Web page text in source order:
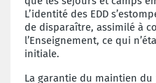
L’identité des EDD
de disparaître, assimilé à
l’Enseignement, ce qui
initiale.
La garantie du maintien du